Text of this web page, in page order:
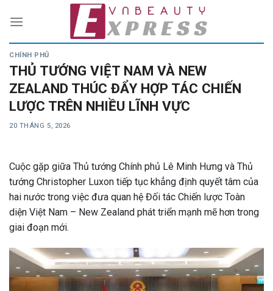
CHÍNH PHỦ
THỦ TƯỚNG VIỆT NAM VÀ NEW
ZEALAND THÚC ĐẨY HỢP TÁC CHIẾN
LƯỢC TRÊN NHIỀU LĨNH VỰC
20 THÁNG 5, 2026
Cuộc gặp giữa Thủ tướng Chính phủ Lê Minh Hưng và Thủ
tướng Christopher Luxon tiếp tục khẳng định quyết tâm của
hai nước trong việc đưa quan hệ Đối tác Chiến lược Toàn
diện Việt Nam – New Zealand phát triển mạnh mẽ hơn trong
giai đoạn mới.